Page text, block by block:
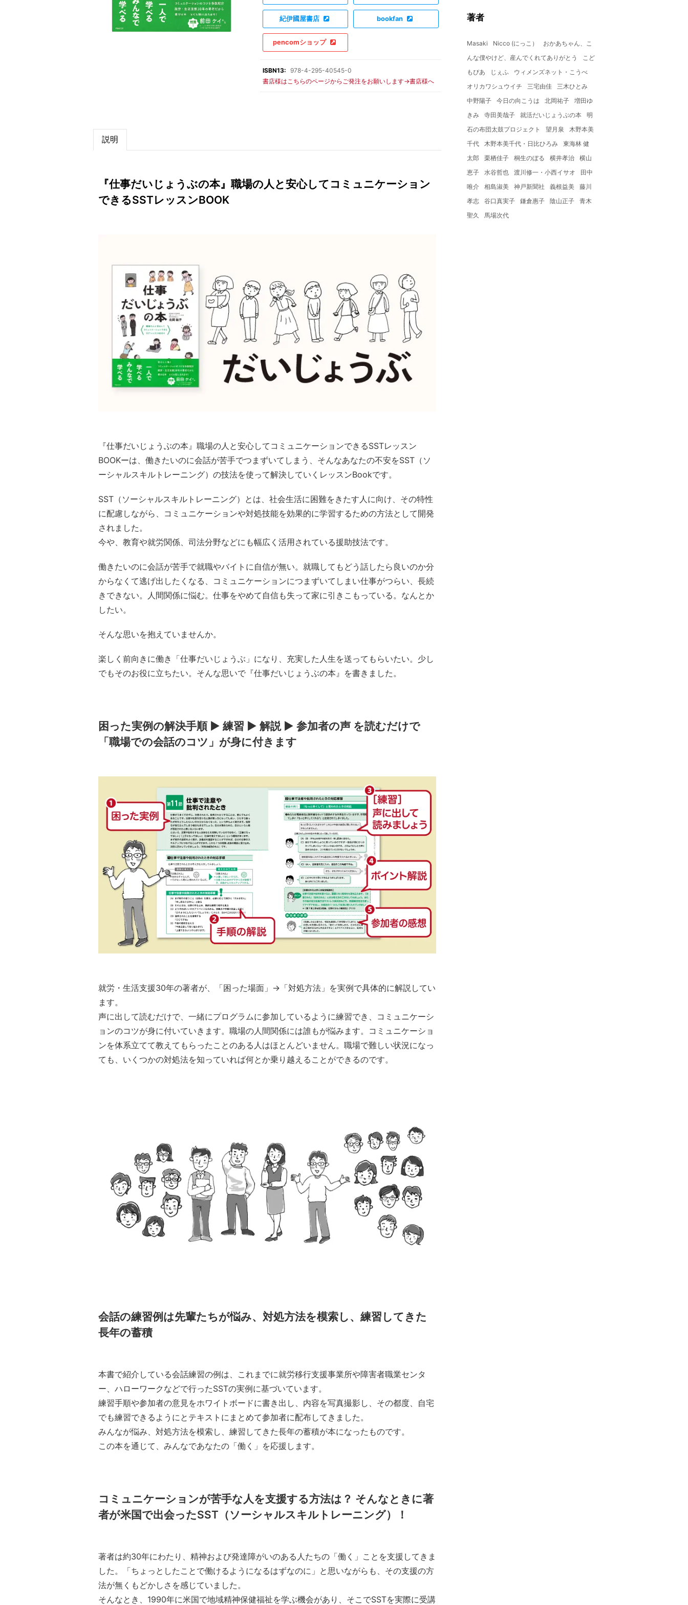
紀伊國屋書店 bookfan
pencomショップ
ISBN13:
978-4-295-40545-0
書店様はこちらのページからご発注をお願いします→書店様へ
説明
『仕事だいじょうぶの本』職場の人と安心してコミュニケーション
できるSSTレッスンBOOK
『仕事だいじょうぶの本』職場の人と安心してコミュニケーションできるSSTレッスン
BOOKーは、働きたいのに会話が苦手でつまずいてしまう、そんなあなたの不安をSST（ソ
ーシャルスキルトレーニング）の技法を使って解決していくレッスンBookです。
SST（ソーシャルスキルトレーニング）とは、社会生活に困難をきたす人に向け、その特性
に配慮しながら、コミュニケーションや対処技能を効果的に学習するための方法として開発
されました。
今や、教育や就労関係、司法分野などにも幅広く活用されている援助技法です。
働きたいのに会話が苦手で就職やバイトに自信が無い。就職してもどう話したら良いのか分
からなくて逃げ出したくなる、コミュニケーションにつまずいてしまい仕事がつらい、長続
きできない。人間関係に悩む。仕事をやめて自信も失って家に引きこもっている。なんとか
したい。
そんな思いを抱えていませんか。
楽しく前向きに働き「仕事だいじょうぶ」になり、充実した人生を送ってもらいたい。少し
でもそのお役に立ちたい。そんな思いで『仕事だいじょうぶの本』を書きました。
困った実例の解決手順 ▶ 練習 ▶ 解説 ▶ 参加者の声 を読むだけで
「職場での会話のコツ」が身に付きます
就労・生活支援30年の著者が、「困った場面」→「対処方法」を実例で具体的に解説してい
ます。
声に出して読むだけで、一緒にプログラムに参加しているように練習でき、コミュニケーシ
ョンのコツが身に付いていきます。職場の人間関係には誰もが悩みます。コミュニケーショ
ンを体系立てて教えてもらったことのある人はほとんどいません。職場で難しい状況になっ
ても、いくつかの対処法を知っていれば何とか乗り越えることができるのです。
会話の練習例は先輩たちが悩み、対処方法を模索し、練習してきた
長年の蓄積
本書で紹介している会話練習の例は、これまでに就労移行支援事業所や障害者職業センタ
ー、ハローワークなどで行ったSSTの実例に基づいています。
練習手順や参加者の意見をホワイトボードに書き出し、内容を写真撮影し、その都度、自宅
でも練習できるようにとテキストにまとめて参加者に配布してきました。
みんなが悩み、対処方法を模索し、練習してきた長年の蓄積が本になったものです。
この本を通じて、みんなであなたの「働く」を応援します。
コミュニケーションが苦手な人を支援する方法は？ そんなときに著
者が米国で出会ったSST（ソーシャルスキルトレーニング）！
著者は約30年にわたり、精神および発達障がいのある人たちの「働く」ことを支援してきま
した。「ちょっとしたことで働けるようになるはずなのに」と思いながらも、その支援の方
法が無くもどかしさを感じていました。
そんなとき、1990年に米国で地域精神保健福祉を学ぶ機会があり、そこでSSTを実際に受講
著者
Masaki Nicco (にっこ）
おかあちゃん、こ
んな僕やけど、産んでくれてありがとう
こど
もぴあ
じぇふ
ウィメンズネット・こうべ
オリカワシュウイチ
三宅由佳
三木ひとみ
中野陽子
今日の向こうは 北岡祐子
増田ゆ
きみ
寺田美哉子 就活だいじょうぶの本
明
石の布団太鼓プロジェクト
望月泉
木野本美
千代
木野本美千代・日比ひろみ
東海林 健
太郎
栗栖佳子 桐生のぼる 横井孝治
横山
恵子
水谷哲也 渡川修一・小西イサオ
田中
唯介
相島淑美 神戸新聞社 義根益美
藤川
孝志
谷口真実子 鎌倉惠子 陰山正子
青木
聖久
馬場次代